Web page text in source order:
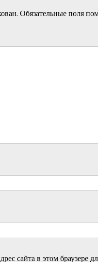
Обязательные поля
сайта в этом браузере